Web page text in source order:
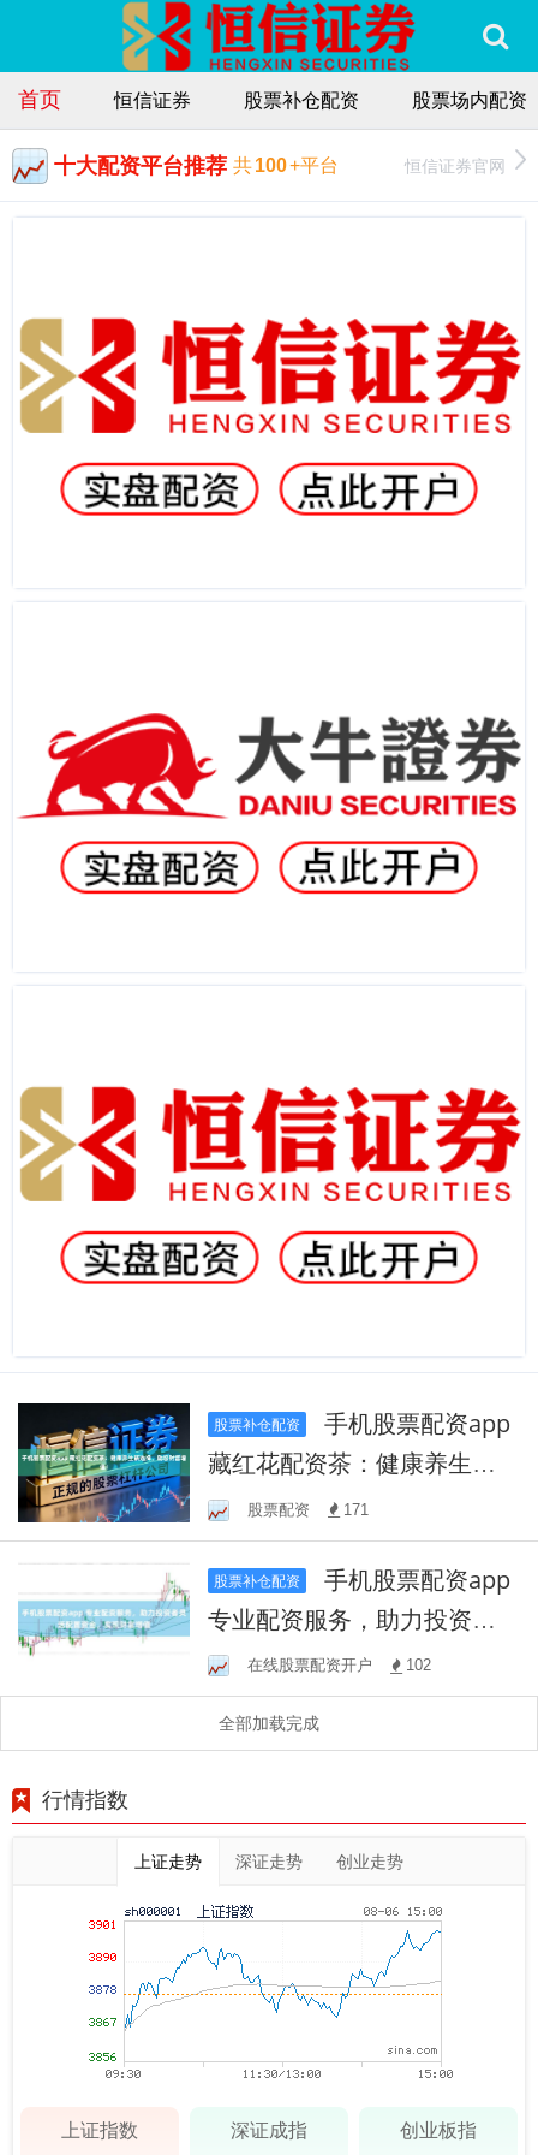
首页 恒信证券 股票补仓配资 股票场内配资
十大配资平台推荐 共100+平台 恒信证券官网
股票补仓配资
手机股票配资app
藏红花配资茶：健康养生新
选择，助您财富增值！
股票配资 171
股票补仓配资
手机股票配资app
专业配资服务，助力投资者
灵活配置资金，实现财富增
值
在线股票配资开户 102
全部加载完成
行情指数
上证走势 深证走势 创业走势
上证指数 深证成指 创业板指